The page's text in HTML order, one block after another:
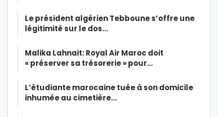
Le président algérien Tebboune s’offre une
légitimité sur le dos…
Malika Lahnait: Royal Air Maroc doit
« préserver sa trésorerie » pour…
L’étudiante marocaine tuée à son domicile
inhumée au cimetière…